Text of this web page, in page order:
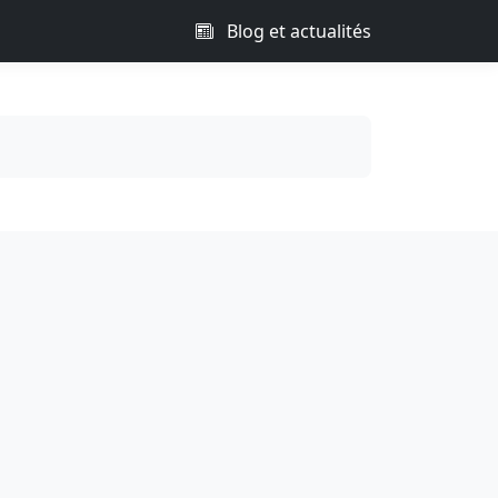
Blog et actualités